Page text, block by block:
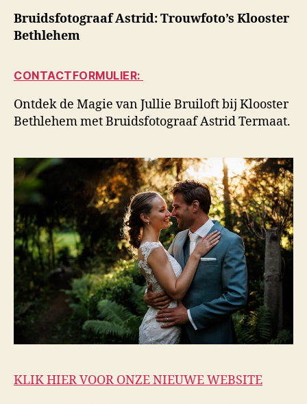
Bruidsfotograaf Astrid: Trouwfoto’s Klooster
Bethlehem
CONTACTFORMULIER:
Ontdek de Magie van Jullie Bruiloft bij Klooster
Bethlehem met Bruidsfotograaf Astrid Termaat.
KLIK HIER VOOR ONZE NIEUWE WEBSITE